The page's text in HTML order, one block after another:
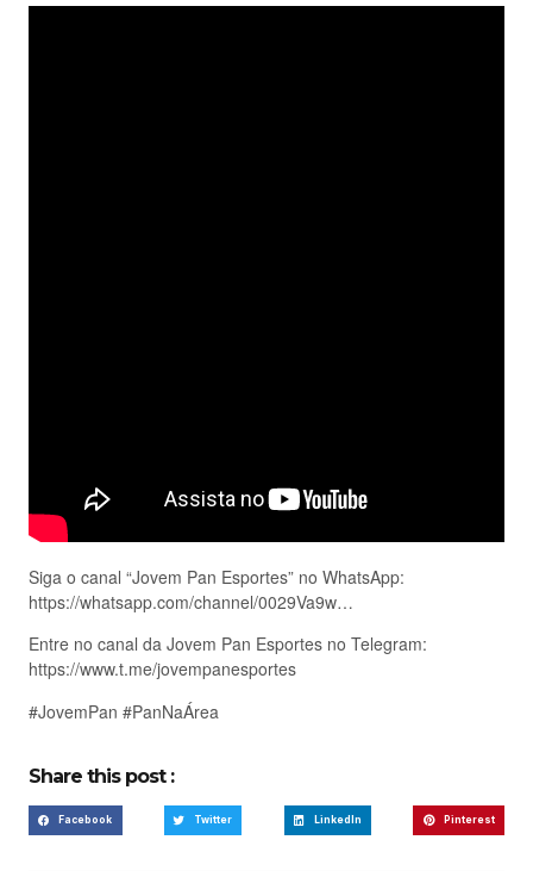
Siga o canal “Jovem Pan Esportes” no WhatsApp:
https://whatsapp.com/channel/0029Va9w…
Entre no canal da Jovem Pan Esportes no Telegram:
https://www.t.me/jovempanesportes
#JovemPan #PanNaÁrea
Share this post :
Facebook Twitter LinkedIn Pinterest